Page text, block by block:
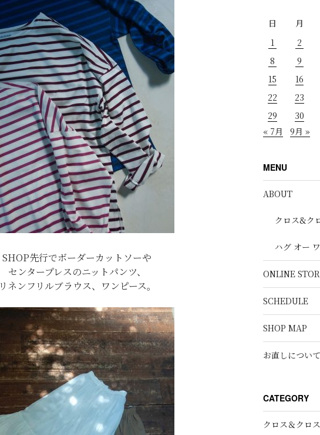
SHOP先行でボーダーカットソーや
センタープレスのニットパンツ、
リネンフリルブラウス、ワンピース。
日
月
1
2
8
9
15
16
22
23
29
30
« 7月
9月 »
MENU
ABOUT
クロス&ク
ハグ オー
ONLINE
SCHEDULE
SHOP MAP
お直しについて
CATEGORY
クロス＆クロス